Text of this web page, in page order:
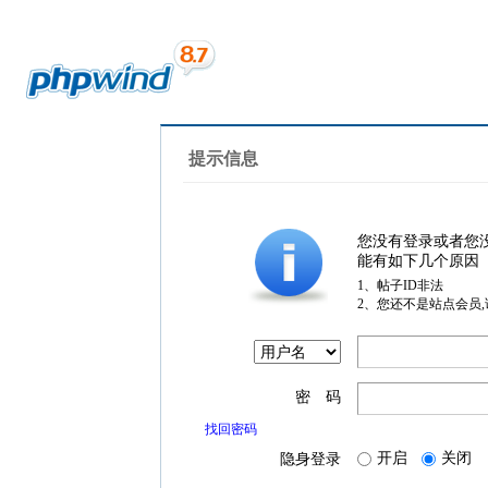
提示信息
您没有登录或者您
能有如下几个原因
1、帖子ID非法
2、您还不是站点会员
密 码
找回密码
隐身登录 开启 关闭